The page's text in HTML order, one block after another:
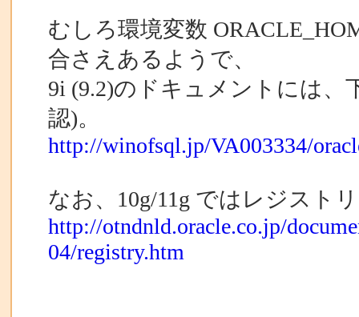
むしろ環境変数
合さえあるようで、
9i (9.2)のドキュメントには、
認)。
http://winofsql.jp/VA003334/
なお、10g/11g ではレジスト
http://otndnld.oracle.co.jp/
04/registry.htm